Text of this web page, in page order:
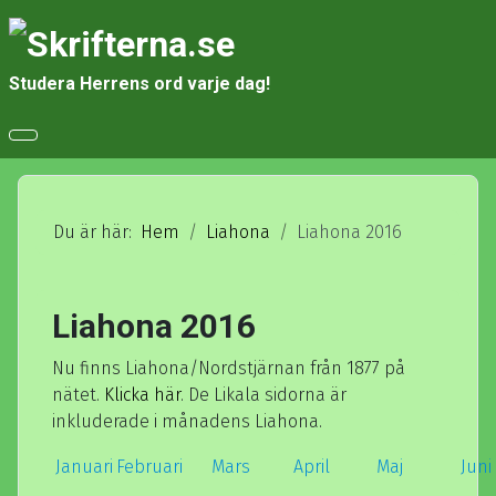
Studera Herrens ord varje dag!
Du är här: Hem Liahona Liahona 2016
Liahona 2016
Nu finns Liahona/Nordstjärnan från 1877 på
nätet. Klicka här. De Likala sidorna är
inkluderade i månadens Liahona.
Januari Februari Mars April Maj Juni